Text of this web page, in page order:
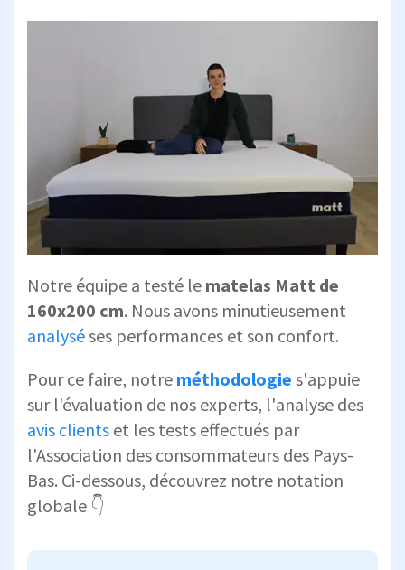
Notre équipe a testé le matelas Matt de
160x200 cm. Nous avons minutieusement
analyséses performances et son confort.
Pour ce faire, notre méthodologie s'appuie
sur l'évaluation de nos experts, l'analyse des
avis clients et les tests effectués par
l'Association des consommateurs des Pays-
Bas. Ci-dessous, découvrez notre notation
globale 👇